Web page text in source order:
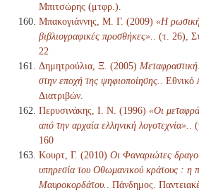
Μπιτσώρης (μτφρ.).
Μπακογιάννης, Μ. Γ. (2009) «Η ρωσική
βιβλιογραφικές προσθήκες».
. (τ. 26),
22
Δημητρούλια, Ξ. (2005)
στην εποχή της ψηφιοποίησης.
.
Διατριβών.
Περυσινάκης, Ι. Ν. (1996) «Οι
από την αρχαία ελληνική λογοτεχνία».
.
160
Κουρτ, Γ. (2010) Οι Φαναριώτες
υπηρεσία του Οθωμανικού κράτους : η
Μαυροκορδάτου.
. Πάνδημος.